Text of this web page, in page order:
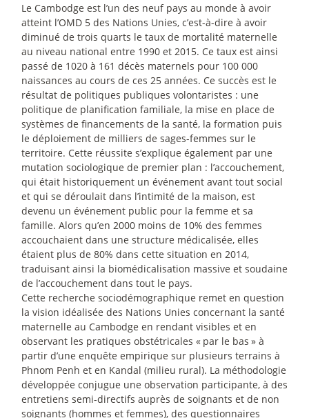
Le Cambodge est l’un des neuf pays au monde à avoir
atteint l’OMD 5 des Nations Unies, c’est-à-dire à avoir
diminué de trois quarts le taux de mortalité maternelle
au niveau national entre 1990 et 2015. Ce taux est ainsi
passé de 1020 à 161 décès maternels pour 100 000
naissances au cours de ces 25 années. Ce succès est le
résultat de politiques publiques volontaristes : une
politique de planification familiale, la mise en place de
systèmes de financements de la santé, la formation puis
le déploiement de milliers de sages-femmes sur le
territoire. Cette réussite s’explique également par une
mutation sociologique de premier plan : l’accouchement,
qui était historiquement un événement avant tout social
et qui se déroulait dans l’intimité de la maison, est
devenu un événement public pour la femme et sa
famille. Alors qu’en 2000 moins de 10% des femmes
accouchaient dans une structure médicalisée, elles
étaient plus de 80% dans cette situation en 2014,
traduisant ainsi la biomédicalisation massive et soudaine
de l’accouchement dans tout le pays.
Cette recherche sociodémographique remet en question
la vision idéalisée des Nations Unies concernant la santé
maternelle au Cambodge en rendant visibles et en
observant les pratiques obstétricales « par le bas » à
partir d’une enquête empirique sur plusieurs terrains à
Phnom Penh et en Kandal (milieu rural). La méthodologie
développée conjugue une observation participante, à des
entretiens semi-directifs auprès de soignants et de non
soignants (hommes et femmes), des questionnaires